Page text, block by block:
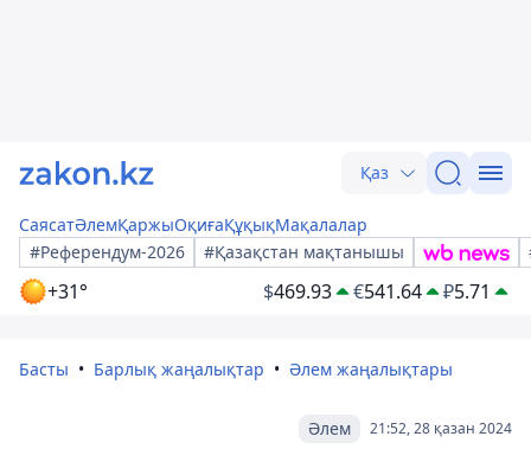
Қаз
СаясатӘлемҚаржыОқиғаҚұқықМақалалар
#Референдум-2026
#Қазақстан мақтанышы
+31° $469.93 €541.64 ₽5.71
Басты Барлық жаңалықтар Әлем жаңалықтары
21:52, 28 қазан 2024
Әлем